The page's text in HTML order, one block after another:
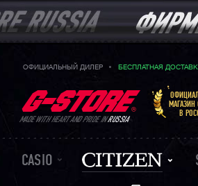
ОФИЦИАЛЬНЫЙ ДИЛЕР БЕСПЛАТНАЯ
MADE WITH HEART AND PRIDE INRUSSIA
МАГАЗИН
В
CASIO